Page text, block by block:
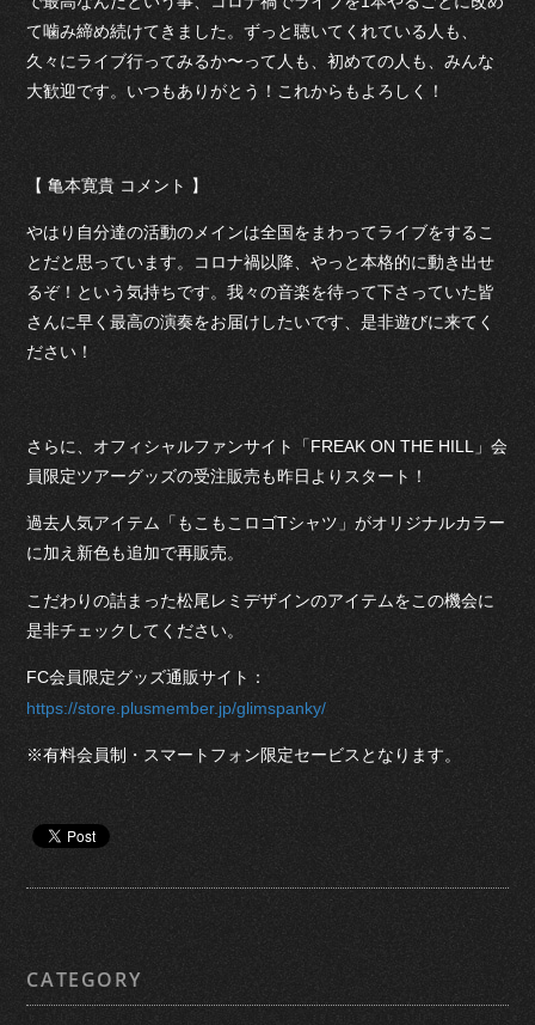
て噛み締め続けてきました。ずっと聴いてくれている人も、
久々にライブ行ってみるか〜って人も、初めての人も、みんな
大歓迎です。いつもありがとう！これからもよろしく！
【 亀本寛貴 コメント 】
やはり自分達の活動のメインは全国をまわってライブをするこ
とだと思っています。コロナ禍以降、やっと本格的に動き出せ
るぞ！という気持ちです。我々の音楽を待って下さっていた皆
さんに早く最高の演奏をお届けしたいです、是非遊びに来てく
ださい！
さらに、オフィシャルファンサイト「FREAK ON THE HILL」会
員限定ツアーグッズの受注販売も昨日よりスタート！
過去人気アイテム「もこもこロゴTシャツ」がオリジナルカラー
に加え新色も追加で再販売。
こだわりの詰まった松尾レミデザインのアイテムをこの機会に
是非チェックしてください。
FC会員限定グッズ通販サイト：
https://store.plusmember.jp/glimspanky/
※有料会員制・スマートフォン限定セービスとなります。
CATEGORY